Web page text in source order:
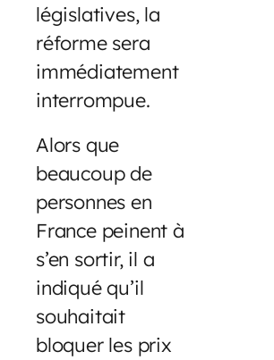
législatives, la
réforme sera
immédiatement
interrompue.
Alors que
beaucoup de
personnes en
France peinent à
s’en sortir, il a
indiqué qu’il
souhaitait
bloquer les prix